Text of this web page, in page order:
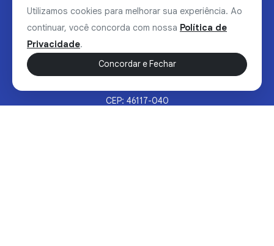
CEP: 46117-040
Utilizamos cookies para melhorar sua experiência. Ao
continuar, você concorda com nossa Política de
Privacidade.
Concordar e Fechar